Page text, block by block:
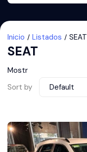
Inicio Listados SEAT
SEAT
Mostr
Sort by
Default